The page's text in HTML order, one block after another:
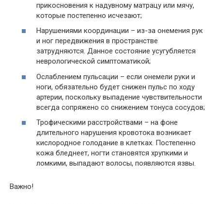
прикосновения к надувному матрацу или мячу,
которые постепенно исчезают;
Нарушениями координации – из-за онемения рук
и ног передвижения в пространстве
затрудняются. Данное состояние усугубляется
неврологической симптоматикой;
Ослаблением пульсации – если онемели руки и
ноги, обязательно будет снижен пульс по ходу
артерии, поскольку выпадение чувствительности
всегда сопряжено со снижением тонуса сосудов;
Трофическими расстройствами – на фоне
длительного нарушения кровотока возникает
кислородное голодание в клетках. Постепенно
кожа бледнеет, ногти становятся хрупкими и
ломкими, выпадают волосы, появляются язвы.
Важно!